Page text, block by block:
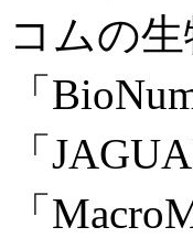
コムの
「
「
「